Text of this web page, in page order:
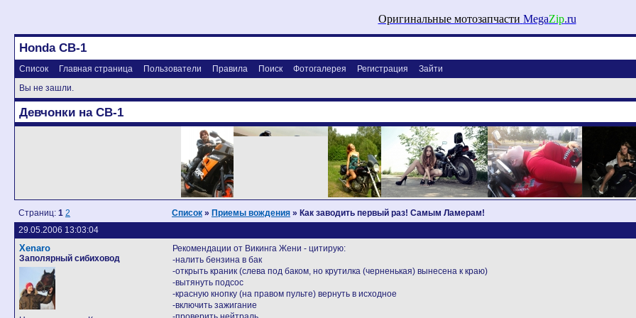
Оригинальные мотозапчасти MegaZip.ru
Honda CB-1
Список Главная страница Пользователи Правила Поиск Фотогалерея Регистрация
Зайти
Вы не зашли.
Девчонки на CB-1
Страниц: 1 2 Список » Приемы вождения » Как заводить первый раз! Самым Ламерам!
29.05.2006 13:03:04
Xenaro
Заполярный сибиховод
Рекомендации от Викинга Жени - цитирую:
-налить бензина в бак
-открыть краник (слева под баком, но крутилка (черненькая) вынесена к краю)
-вытянуть подсос
-красную кнопку (на правом пульте) вернуть в исходное
-включить зажигание